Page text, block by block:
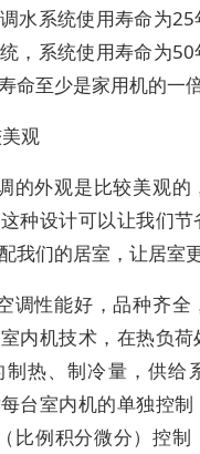
水系统使用寿命为
，系统使用寿命为
命至少是家用机的一倍
观
的外观是比较美观的
种设计可以让我们
我们的居室，让居室更
调性能好，品种齐全
内机技术，在热负
制热、制冷量，供给
台室内机的单独控
比例积分微分）控制